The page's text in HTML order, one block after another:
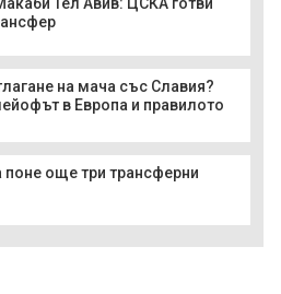
на мача със Славия?
в Европа и правилото
поне още три трансферни